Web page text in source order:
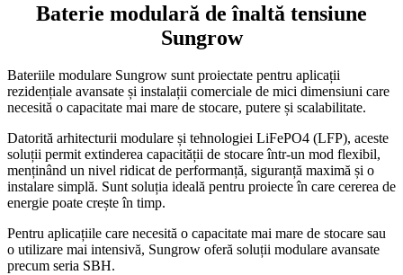
Baterie modulară de înaltă tensiune
Sungrow
Bateriile modulare Sungrow sunt proiectate pentru aplicații
rezidențiale avansate și instalații comerciale de mici dimensiuni care
necesită o capacitate mai mare de stocare, putere și scalabilitate.
Datorită arhitecturii modulare și tehnologiei LiFePO4 (LFP), aceste
soluții permit extinderea capacității de stocare într-un mod flexibil,
menținând un nivel ridicat de performanță, siguranță maximă și o
instalare simplă. Sunt soluția ideală pentru proiecte în care cererea de
energie poate crește în timp.
Pentru aplicațiile care necesită o capacitate mai mare de stocare sau
o utilizare mai intensivă, Sungrow oferă soluții modulare avansate
precum seria SBH.